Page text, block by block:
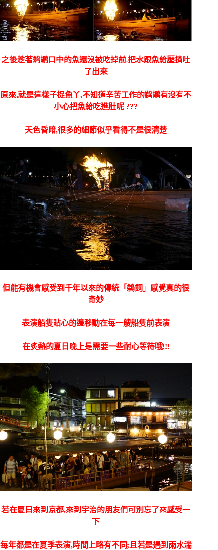
之後趁著鹈鹕口中的魚還沒被吃掉前,把水跟魚給壓擠吐
了出來
原來,就是這樣子捉魚丫,不知道辛苦工作的鹈鹕有沒有不
小心把魚給吃進肚呢 ???
天色昏暗,很多的細節似乎看得不是很清楚
但能有機會感受到千年以來的傳統「鵜飼」感覺真的很
奇妙
表演船隻貼心的邊移動在每一艘船隻前表演
在炙熱的夏日晚上是需要一些耐心等待哦!!!
若在夏日來到京都,來到宇治的朋友們可別忘了來感受一
下
每年都是在夏季表演,時間上略有不同;且若是遇到雨水湍